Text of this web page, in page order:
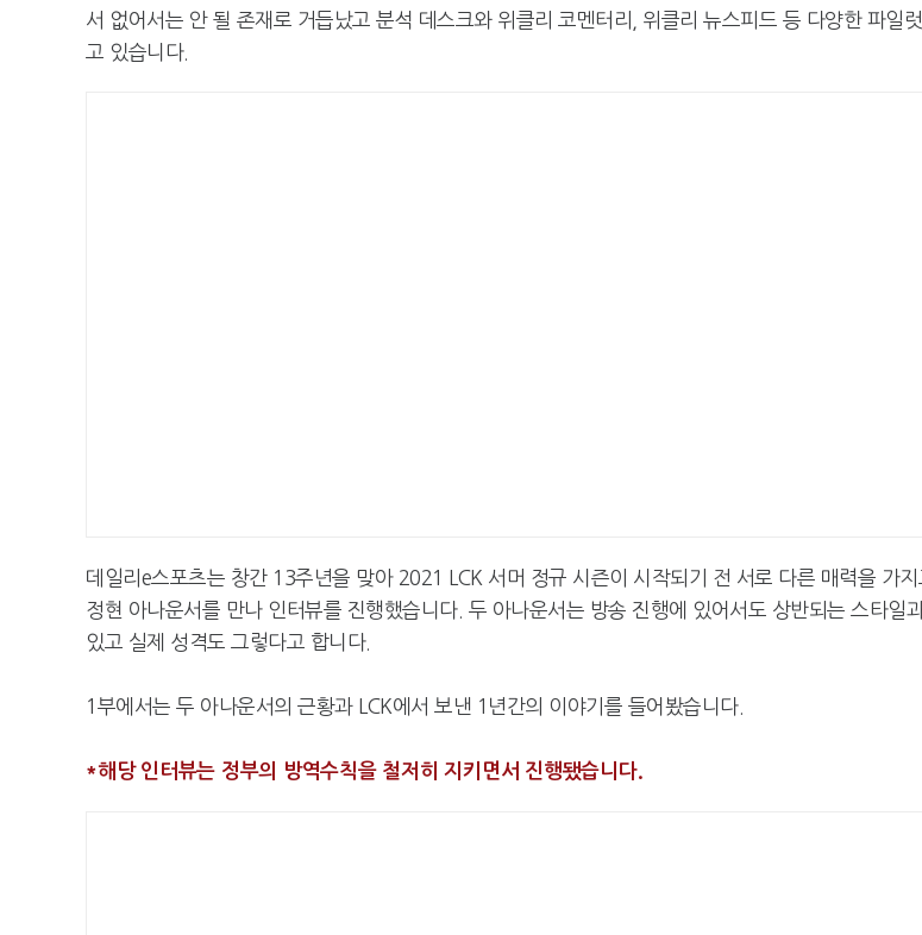
서 없어서는 안 될 존재로 거듭났고 분석 데스크와 위클리 코멘터리, 위클리 뉴스피드 등 다양한 파일
고 있습니다.
데일리e스포츠는 창간 13주년을 맞아 2021 LCK 서머 정규 시즌이 시작되기 전 서로 다른 매력을 가지
정현 아나운서를 만나 인터뷰를 진행했습니다. 두 아나운서는 방송 진행에 있어서도 상반되는 스타일
있고 실제 성격도 그렇다고 합니다.
1부에서는 두 아나운서의 근황과 LCK에서 보낸 1년간의 이야기를 들어봤습니다.
*해당 인터뷰는 정부의 방역수칙을 철저히 지키면서 진행됐습니다.